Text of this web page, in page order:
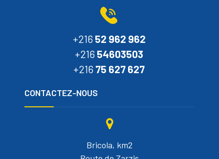
+216 52 962 962
+216 54603503
+216 75 627 627
CONTACTEZ-NOUS
Bricola, km2